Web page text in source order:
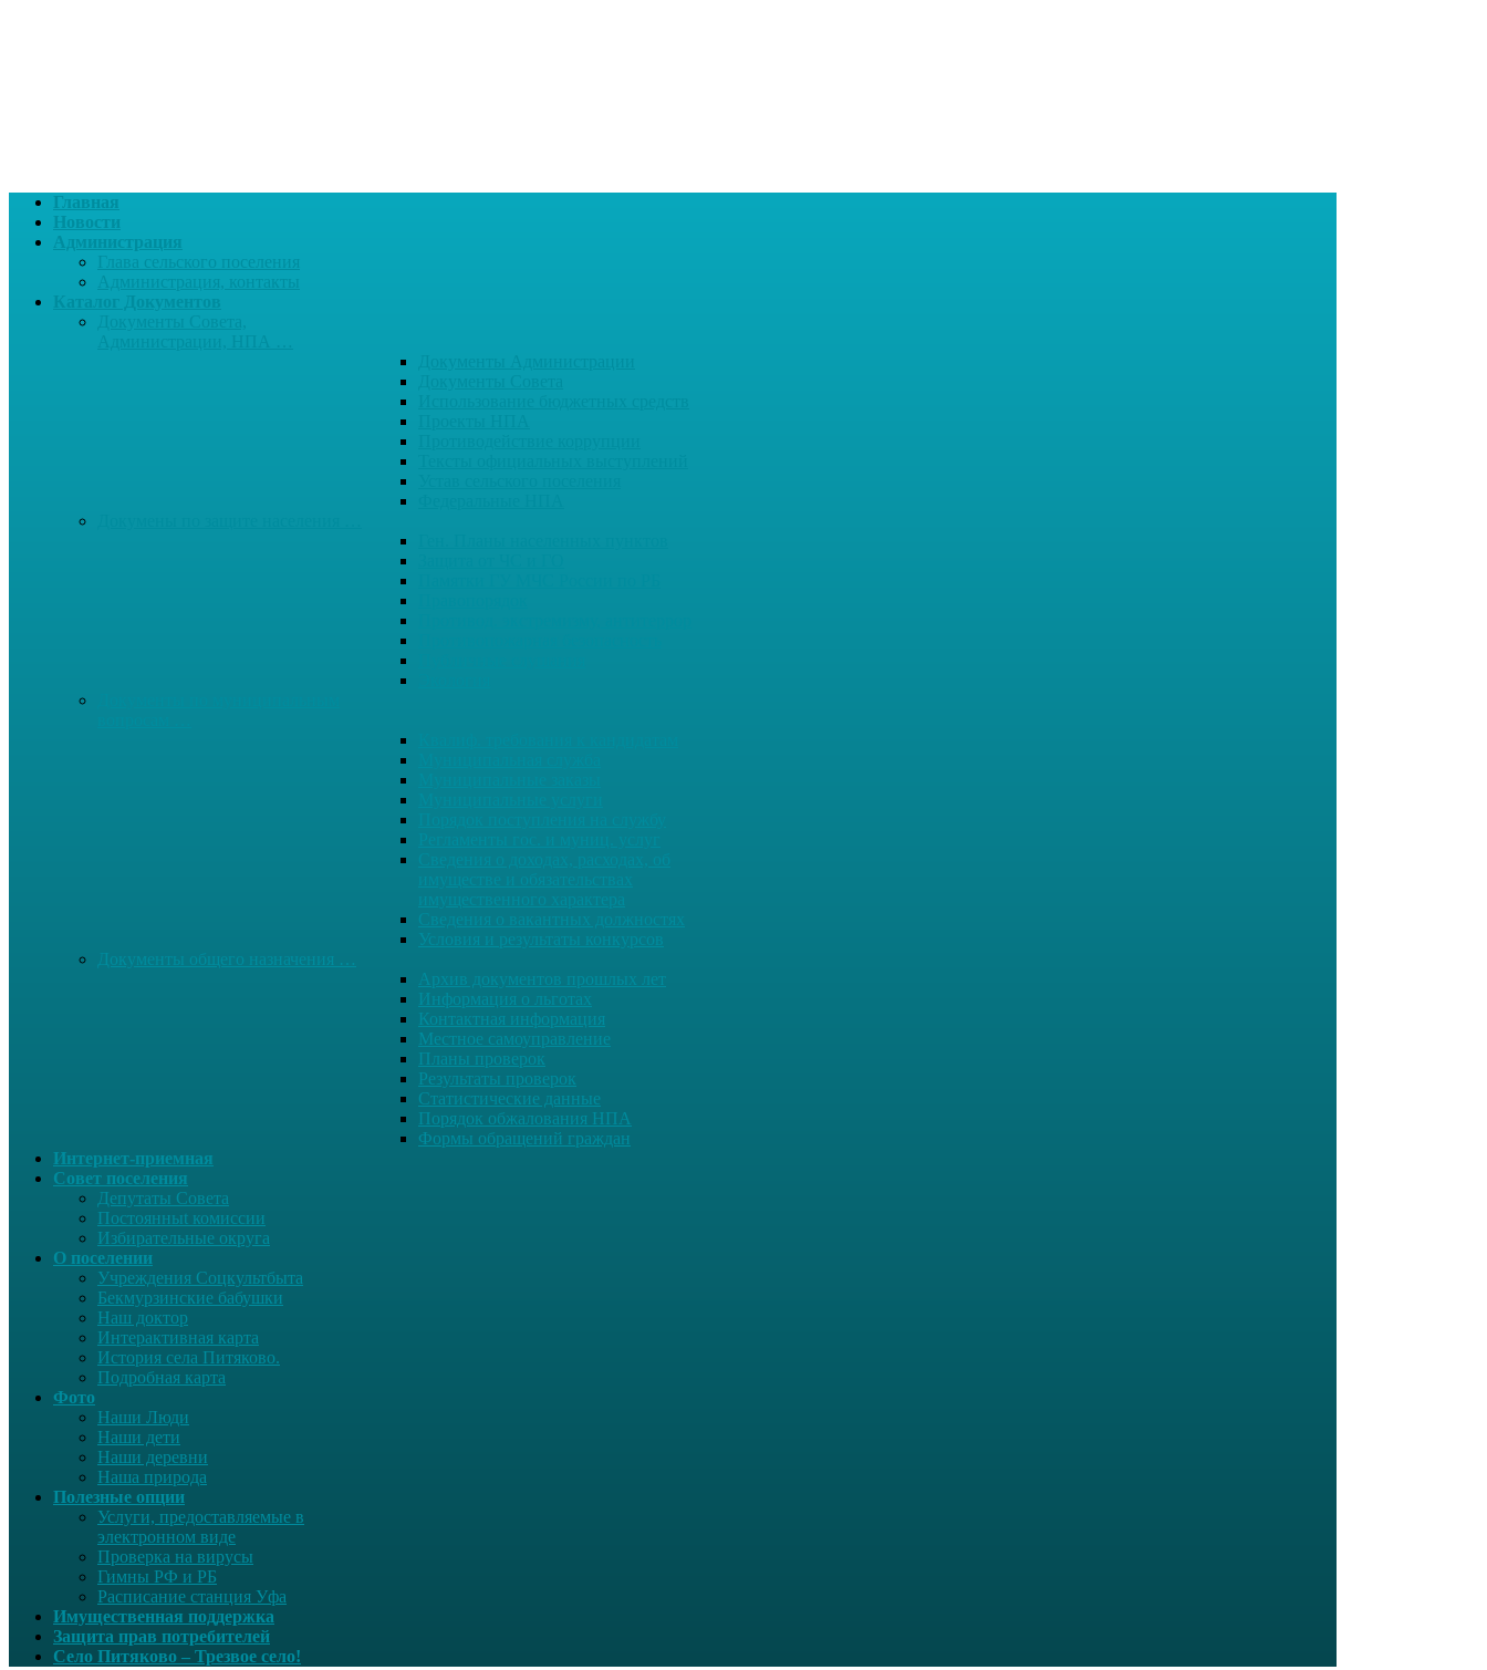
Главная
Новости
Администрация
Глава сельского поселения
Администрация, контакты
Сведения о вакантных должностях
Условия и результаты конкурсов
Документы общего назначения …
Архив документов прошлых лет
Информация о льготах
Контактная информация
Местное самоуправление
Планы проверок
Результаты проверок
Статистические данные
Порядок обжалования НПА
Формы обращений граждан
Интернет-приемная
Совет поселения
Депутаты Совета
Постоянныt комиссии
Избирательные округа
О поселении
Учреждения Соцкультбыта
Бекмурзинские бабушки
Наш доктор
Интерактивная карта
История села Питяково.
Подробная карта
Фото
Наши Люди
Наши дети
Наши деревни
Наша природа
Полезные опции
Услуги, предоставляемые в
электронном виде
Проверка на вирусы
Гимны РФ и РБ
Расписание станция Уфа
Имущественная поддержка
Защита прав потребителей
Село Питяково – Трезвое село!